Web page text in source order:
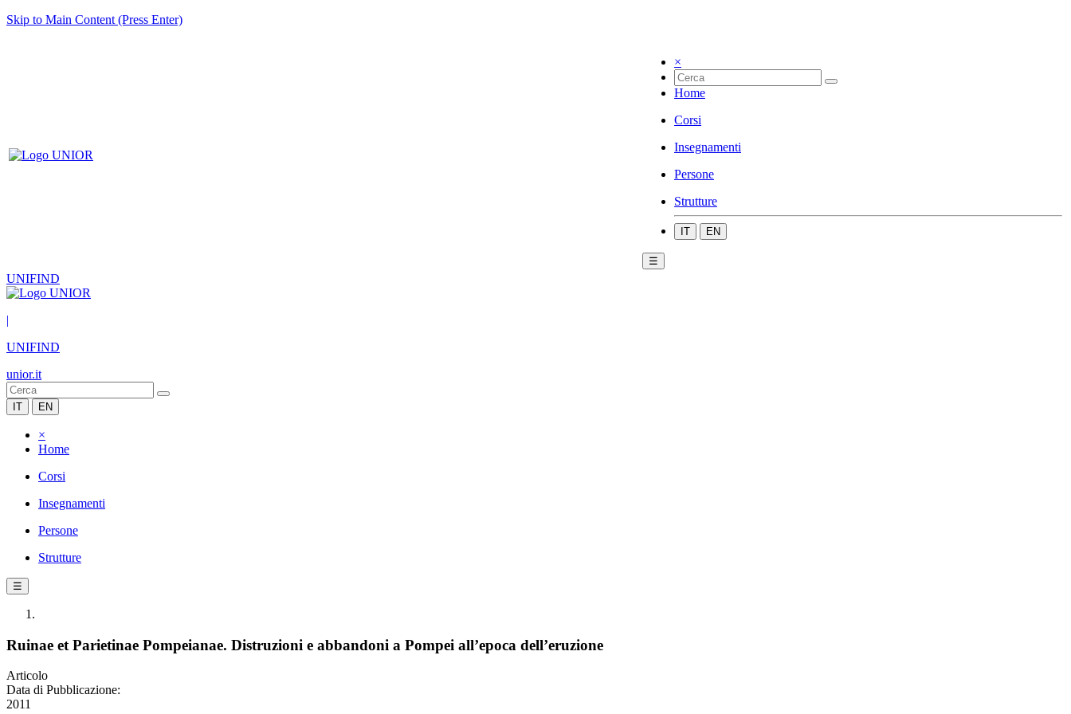
Skip to Main Content (Press Enter)
×
Home
Corsi
Insegnamenti
Persone
Strutture
IT EN
☰
UNIFIND
|
UNIFIND
unior.it
IT EN
×
Home
Corsi
Insegnamenti
Persone
Strutture
☰
Ruinae et Parietinae Pompeianae. Distruzioni e abbandoni a Pompei all’epoca dell’eruzione
Articolo
Data di Pubblicazione:
2011